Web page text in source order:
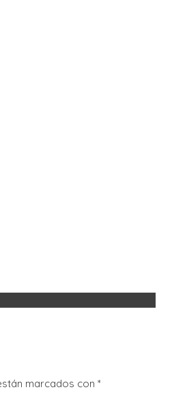
marcados con *